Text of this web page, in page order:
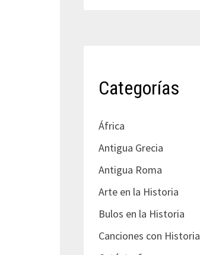
Categorías
África
Antigua Grecia
Antigua Roma
Arte en la Historia
Bulos en la Historia
Canciones con Historia